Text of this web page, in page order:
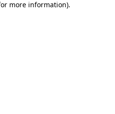
more information).